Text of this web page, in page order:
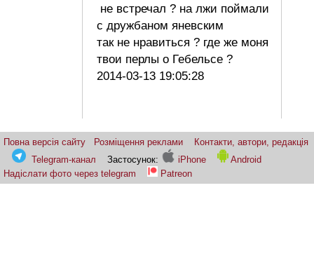
не встречал ? на лжи поймали
с дружбаном яневским
так не нравиться ? где же моня
твои перлы о Гебельсе ?
2014-03-13 19:05:28
Повна версія сайту Розміщення реклами
Контакти, автори, редакція
Telegram-канал
Застосунок: iPhone
Android
Надіслати фото через telegram
Patreon